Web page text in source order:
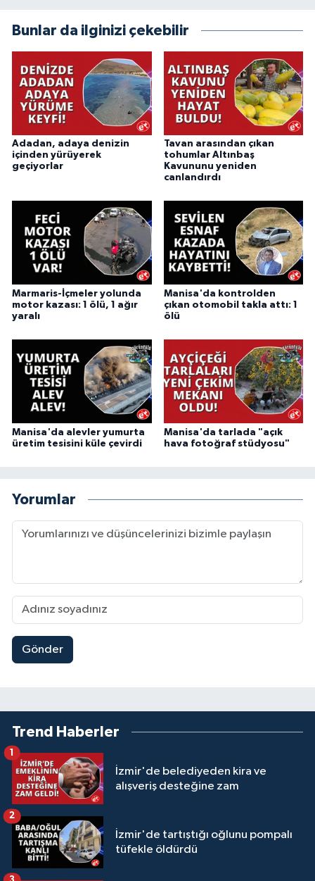
Bunlar da ilginizi çekebilir
Adadan, adaya denizin
içinden yürüyerek
geçiyorlar
Tavan arasından çıkan
tohumlar Altınbaş
Kavununu yeniden
canlandırdı
Marmaris-İçmeler yolunda
motor kazası: 1 ölü, 1 ağır
yaralı
Manisa'da kontrolden
çıkan otomobil takla attı: 1
ölü
Manisa'da alevler yumurta
üretim tesisini küle çevirdi
Manisa'da tarlada "açık
hava fotoğraf stüdyosu"
Yorumlar
Gönder
Trend Haberler
İzmir'de belediyeden kira ve
alışveriş desteğine zam
1
İzmir'de tartıştığı oğlunu pompalı
tüfekle öldürdü
2